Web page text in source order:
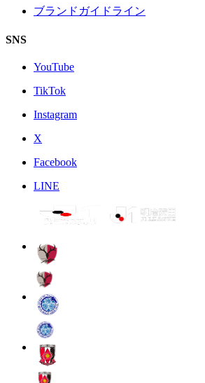
ブランドガイドライン
SNS
YouTube
TikTok
Instagram
X
Facebook
LINE